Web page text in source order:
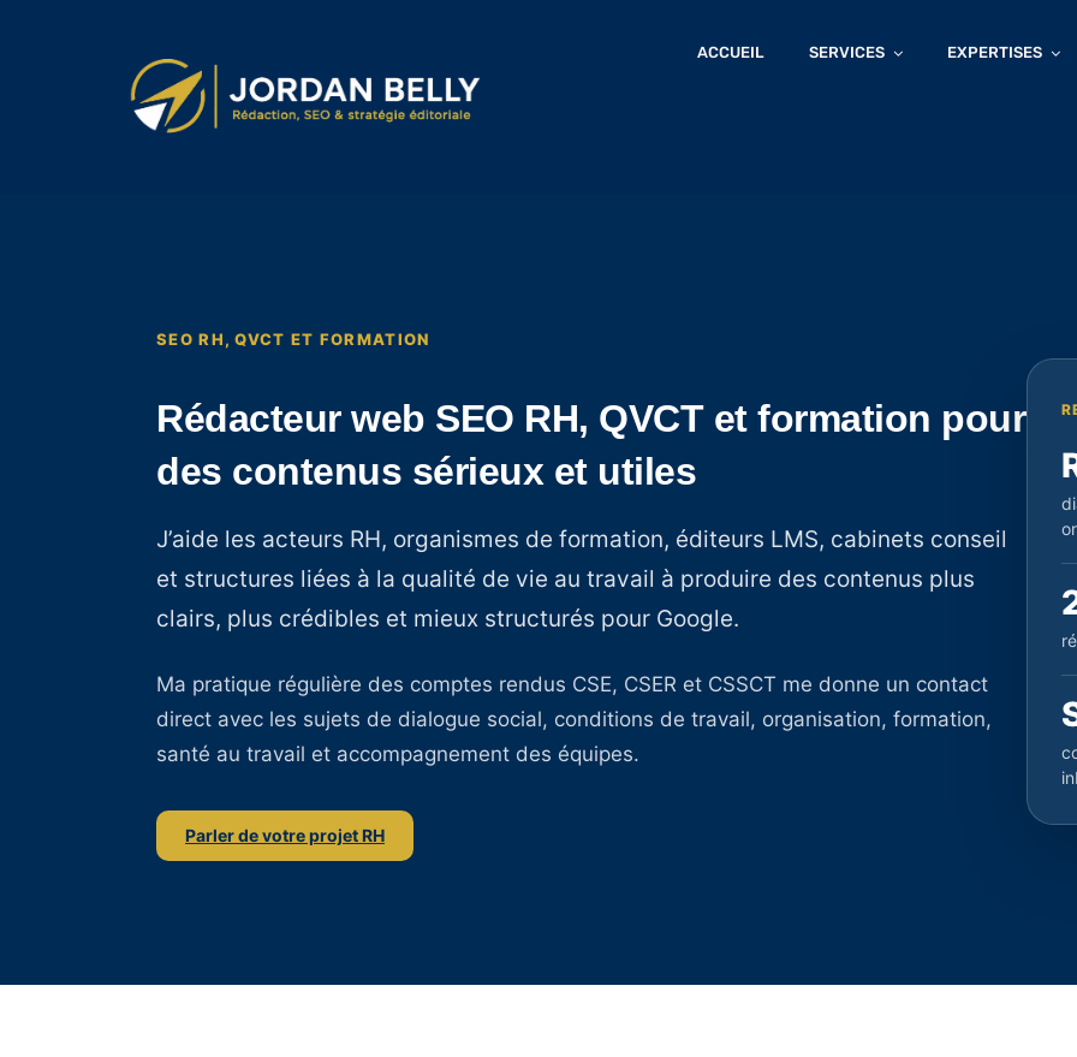
ACCUEIL SERVICES EXPERTISES
SEO RH, QVCT ET FORMATION
Rédacteur web SEO RH, QVCT et formation pour
des contenus sérieux et utiles
J’aide les acteurs RH, organismes de formation, éditeurs LMS, cabinets conseil
et structures liées à la qualité de vie au travail à produire des contenus plus
clairs, plus crédibles et mieux structurés pour Google.
Ma pratique régulière des comptes rendus CSE, CSER et CSSCT me donne un contact
direct avec les sujets de dialogue social, conditions de travail, organisation, formation,
santé au travail et accompagnement des équipes.
Parler de votre projet RH